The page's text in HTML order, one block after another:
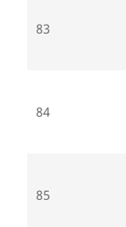
83
84
85